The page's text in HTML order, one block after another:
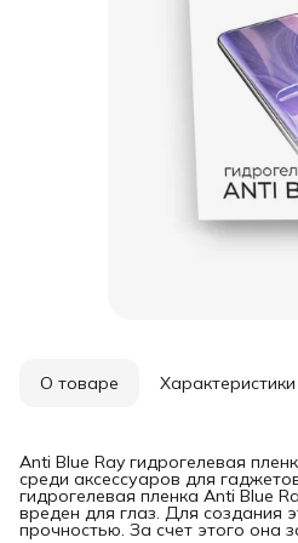
О товаре Характеристики
Anti Blue Ray гидрогелевая
среди аксессуаров для
гидрогелевая пленка Anti Blue
вреден для глаз. Для создания
прочностью. За счет этого она